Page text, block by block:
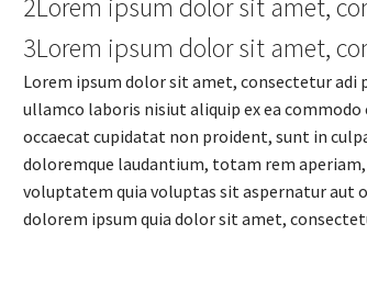
3Lorem ipsum dolor sit amet,
Lorem ipsum dolor sit amet, consectetur adi
ullamco laboris nisiut aliquip ex ea
occaecat cupidatat non proident, sunt in
doloremque laudantium, totam rem
voluptatem quia voluptas sit aspernatur aut
dolorem ipsum quia dolor sit amet,